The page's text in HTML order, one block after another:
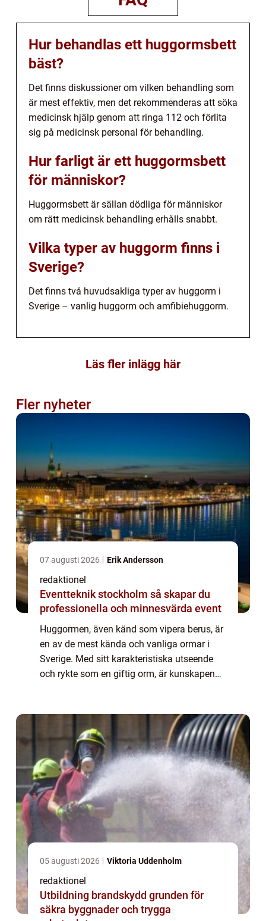
Hur behandlas ett huggormsbett
bäst?
Det finns diskussioner om vilken behandling som
är mest effektiv, men det rekommenderas att söka
medicinsk hjälp genom att ringa 112 och förlita
sig på medicinsk personal för behandling.
Hur farligt är ett huggormsbett
för människor?
Huggormsbett är sällan dödliga för människor
om rätt medicinsk behandling erhålls snabbt.
Vilka typer av huggorm finns i
Sverige?
Det finns två huvudsakliga typer av huggorm i
Sverige – vanlig huggorm och amfibiehuggorm.
Läs fler inlägg här
Fler nyheter
07 augusti 2026 Erik Andersson
redaktionel
Eventteknik stockholm så skapar du
professionella och minnesvärda event
Huggormen, även känd som vipera berus, är
en av de mest kända och vanliga ormar i
Sverige. Med sitt karakteristiska utseende
och rykte som en giftig orm, är kunskapen
05 augusti 2026 Viktoria Uddenholm
redaktionel
Utbildning brandskydd grunden för
säkra byggnader och trygga